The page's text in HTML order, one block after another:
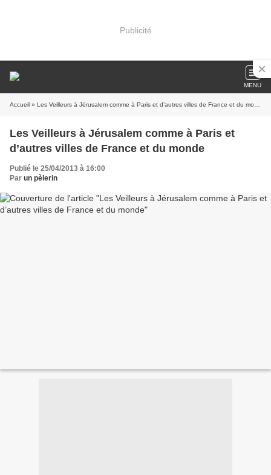
Publicité
MENU
Accueil » Les Veilleurs à Jérusalem comme à Paris et d’autres villes de France et du monde
Les Veilleurs à Jérusalem comme à Paris et
d’autres villes de France et du monde
Publié le 25/04/2013 à 16:00
Par un pèlerin